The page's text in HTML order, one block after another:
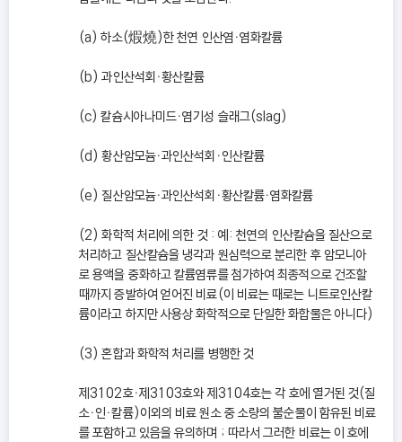
(a) 하소(煆燒)한 천연 인산염ㆍ염화칼륨
(b) 과인산석회ㆍ황산칼륨
(c) 칼슘시아나미드ㆍ염기성 슬래그(slag)
(d) 황산암모늄ㆍ과인산석회ㆍ인산칼륨
(e) 질산암모늄ㆍ과인산석회ㆍ황산칼륨ㆍ염화칼륨
(2) 화학적 처리에 의한 것 : 예: 천연의 인산칼슘을 질산으로
처리하고 질산칼슘을 냉각과 원심력으로 분리한 후 암모니아
로 용액을 중화하고 칼륨염류를 첨가하여 최종적으로 건조할
때까지 증발하여 얻어진 비료(이 비료는 때로는 니트로인산칼
륨이라고 하지만 사용상 화학적으로 단일한 화합물은 아니다)
(3) 혼합과 화학적 처리를 병행한 것
제3102호ㆍ제3103호와 제3104호는 각 호에 열거된 것(질
소ㆍ인ㆍ칼륨)이외의 비료 원소 중 소량의 불순물이 함유된 비료
를 포함하고 있음을 유의하며 ; 따라서 그러한 비료는 이 호에